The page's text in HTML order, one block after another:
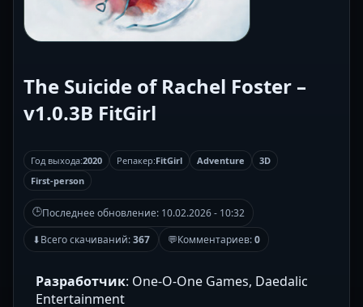
The Suicide of Rachel Foster –
v1.0.3B FitGirl
Год выхода:2020 Репакер:FitGirl Adventure
3D
First-person
🕒Последнее обновление: 10.02.2026 - 10:32
⬇Всего скачиваний:367 💬Комментариев:0
Разработчик: One-O-One Games, Daedalic
Entertainment